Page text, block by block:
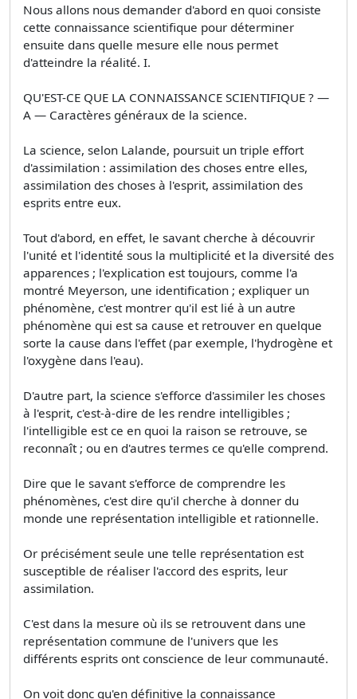
Nous allons nous demander d'abord en quoi consiste
cette connaissance scientifique pour déterminer
ensuite dans quelle mesure elle nous permet
d'atteindre la réalité. I.
QU'EST-CE QUE LA CONNAISSANCE SCIENTIFIQUE ? —
A — Caractères généraux de la science.
La science, selon Lalande, poursuit un triple effort
d'assimilation : assimilation des choses entre elles,
assimilation des choses à l'esprit, assimilation des
esprits entre eux.
Tout d'abord, en effet, le savant cherche à découvrir
l'unité et l'identité sous la multiplicité et la diversité des
apparences ; l'explication est toujours, comme l'a
montré Meyerson, une identification ; expliquer un
phénomène, c'est montrer qu'il est lié à un autre
phénomène qui est sa cause et retrouver en quelque
sorte la cause dans l'effet (par exemple, l'hydrogène et
l'oxygène dans l'eau).
D'autre part, la science s'efforce d'assimiler les choses
à l'esprit, c'est-à-dire de les rendre intelligibles ;
l'intelligible est ce en quoi la raison se retrouve, se
reconnaît ; ou en d'autres termes ce qu'elle comprend.
Dire que le savant s'efforce de comprendre les
phénomènes, c'est dire qu'il cherche à donner du
monde une représentation intelligible et rationnelle.
Or précisément seule une telle représentation est
susceptible de réaliser l'accord des esprits, leur
assimilation.
C'est dans la mesure où ils se retrouvent dans une
représentation commune de l'univers que les
différents esprits ont conscience de leur communauté.
On voit donc qu'en définitive la connaissance